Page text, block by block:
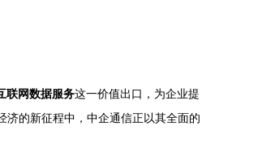
联网数据服务这一价值出口，为企业提
的新征程中，中企通信正以其全面的